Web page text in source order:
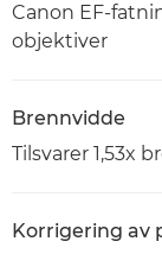
Canon EF-
objektiver
Brennvidde
Tilsvarer 1,53x
Korrigering av